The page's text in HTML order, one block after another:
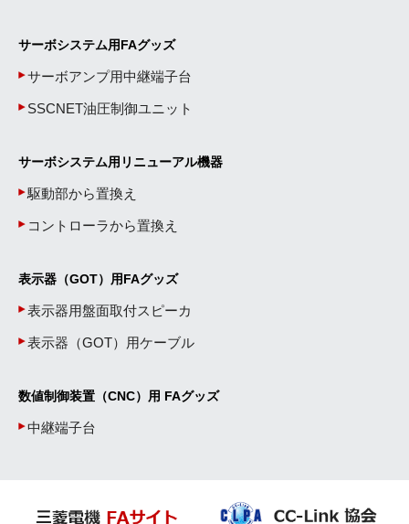
サーボシステム用FAグッズ
サーボアンプ用中継端子台
SSCNET油圧制御ユニット
サーボシステム用リニューアル機器
駆動部から置換え
コントローラから置換え
表示器（GOT）用FAグッズ
表示器用盤面取付スピーカ
表示器（GOT）用ケーブル
数値制御装置（CNC）用 FAグッズ
中継端子台